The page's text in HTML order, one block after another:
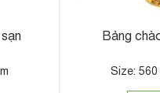
Bảng
Size: 560